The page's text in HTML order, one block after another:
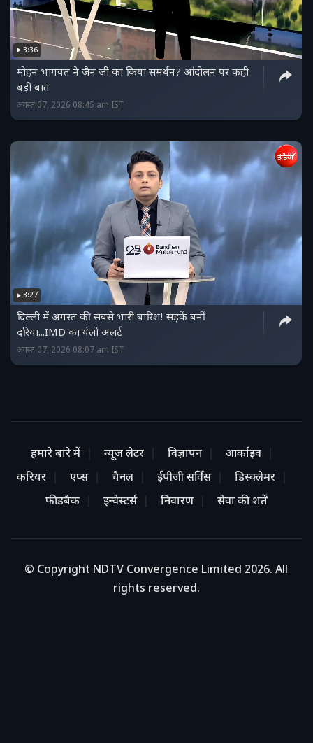
3:36
मोहन भागवत ने जैन जी का किया समर्थन? आंदोलन पर कही
बड़ी बात
अगस्त 07, 2026 08:45 am IST
3:27
दिल्ली में अगस्त की सबसे भारी बारिश! सड़कें बनीं
दरिया...IMD का येलो अलर्ट
अगस्त 07, 2026 08:07 am IST
हमारे बारे में न्यूज लेटर विज्ञापन
आर्काइव
करियर
एप्स चैनल ईपीजी सर्विस
डिस्क्लेमर
फीडबैक
इन्वेस्टर्स निवारण सेवा की शर्तें
© Copyright NDTV Convergence Limited 2026. All
rights reserved.